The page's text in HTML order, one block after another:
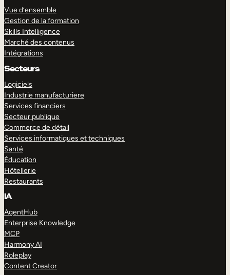
Vue d’ensemble
Gestion de la formation
Skills Intelligence
Marché des contenus
Intégrations
Secteurs
Logiciels
Industrie manufacturiere
Services financiers
Secteur publique
Commerce de détail
Services informatiques et techniques
Santé
Éducation
Hôtellerie
Restaurants
IA
AgentHub
Enterprise Knowledge
MCP
Harmony AI
Roleplay
Content Creator